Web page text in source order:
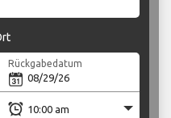
Rückgabedatum